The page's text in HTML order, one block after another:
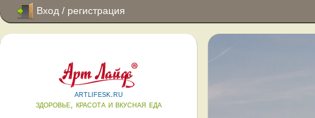
Вход / регистрация
artlifesk.ru
здоровье, красота и вкусная еда